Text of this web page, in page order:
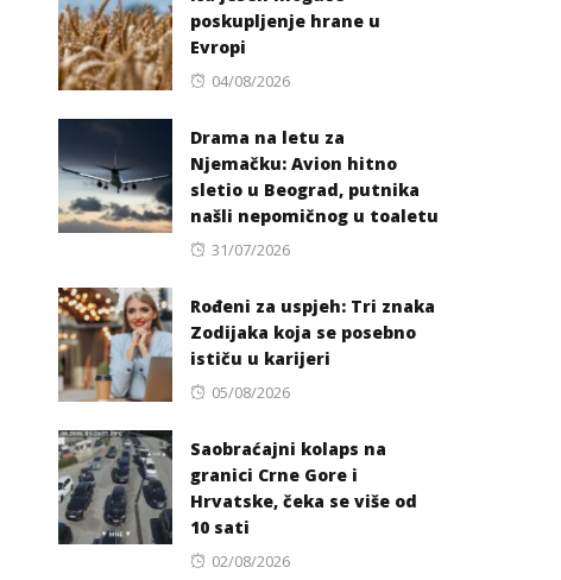
poskupljenje hrane u
Evropi
Posted
04/08/2026
Drama na letu za
Njemačku: Avion hitno
sletio u Beograd, putnika
našli nepomičnog u toaletu
Posted
31/07/2026
Rođeni za uspjeh: Tri znaka
Zodijaka koja se posebno
ističu u karijeri
Posted
05/08/2026
Saobraćajni kolaps na
granici Crne Gore i
Hrvatske, čeka se više od
10 sati
Posted
02/08/2026